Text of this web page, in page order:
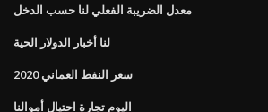
معدل الضريبة الفعلي لنا حسب الدخل
لنا أخبار الدولار الحية
سعر النفط العماني 2020
اليوم تجارة احتيال أموالنا